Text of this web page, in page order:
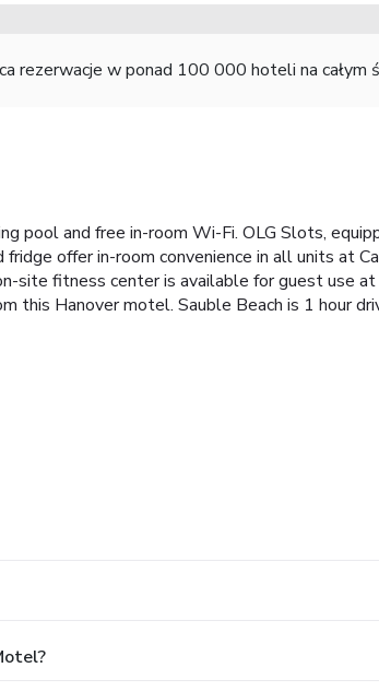
rezerwacje w ponad 100 000 hoteli na całym
pool and free in-room Wi-Fi. OLG Slots,
offer in-room convenience in all units at
site fitness center is available for guest use
this Hanover motel. Sauble Beach is 1 hour